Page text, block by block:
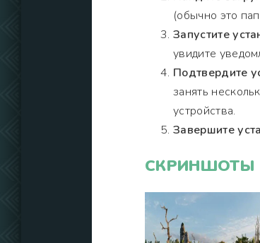
(обычно это
Запустите
увидите
Подтвердите
занять
устройства.
Завершите
СКРИНШОТЫ